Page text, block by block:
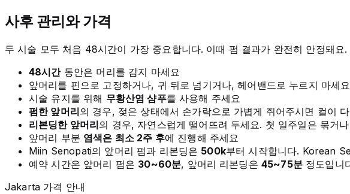
사후 관리와 가격
두 시술 모두 처음 48시간이 가장 중요합니다. 이때 펌 결과가 완전히 안정돼요.
48시간동안은 머리를 감지 마세요
앞머리를 핀으로 고정하거나, 귀 뒤로 넘기거나, 헤어밴드로 누르지 마세
시술 유지를 위해 무황산염 샴푸를 사용해 주세요
펌한 앞머리의 경우, 젖은 상태에서 손가락으로 가볍게 쥐어주시면 컬이
리본딩한 앞머리의 경우, 자연스럽게 떨어뜨려 두세요. 첫 일주일은 묶거
앞머리 부분 염색은 최소 2주 후에 진행해 주세요
Miin Senopati의 앞머리 펌과 리본딩은 500k부터 시작합니다. Korean
예약 시간은 앞머리 펌은 30~60분, 앞머리 리본딩은 45~75분정도입니
Jakarta 가격 안내